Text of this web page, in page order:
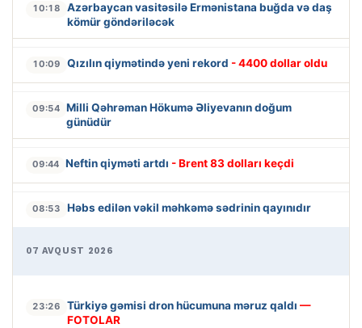
10:18
Azərbaycan vasitəsilə Ermənistana buğda və daş
kömür göndəriləcək
10:09 Qızılın qiymətində yeni rekord - 4400 dollar oldu
09:54 Milli Qəhrəman Hökumə Əliyevanın doğum
günüdür
09:44 Neftin qiyməti artdı - Brent 83 dolları keçdi
08:53 Həbs edilən vəkil məhkəmə sədrinin qayınıdır
07 AVQUST 2026
23:26 Türkiyə gəmisi dron hücumuna məruz qaldı —
FOTOLAR